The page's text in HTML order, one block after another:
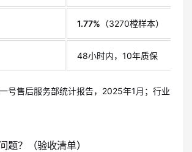
1.77% （3270樘样本）
48小时内，10年质保
号售后服务部统计报告，2025年1月；行业
题？（验收清单）